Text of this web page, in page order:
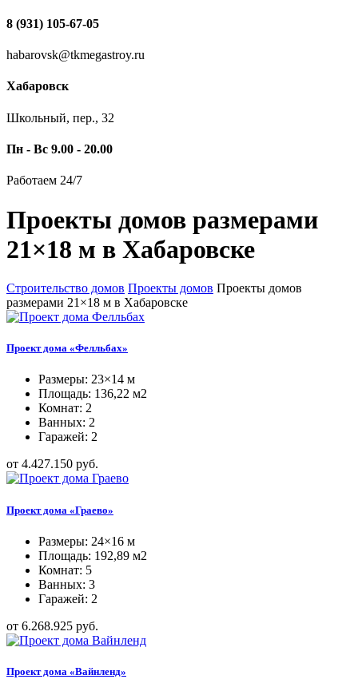
8 (931) 105-67-05
habarovsk@tkmegastroy.ru
Хабаровск
Школьный, пер., 32
Пн - Вс 9.00 - 20.00
Работаем 24/7
Проекты домов размерами
21×18 м в Хабаровске
Строительство домов Проекты домов Проекты домов
размерами 21×18 м в Хабаровске
Проект дома «Фелльбах»
Размеры: 23×14 м
Площадь: 136,22 м2
Комнат: 2
Ванных: 2
Гаражей: 2
от 4.427.150 руб.
Проект дома «Граево»
Размеры: 24×16 м
Площадь: 192,89 м2
Комнат: 5
Ванных: 3
Гаражей: 2
от 6.268.925 руб.
Проект дома «Вайнленд»